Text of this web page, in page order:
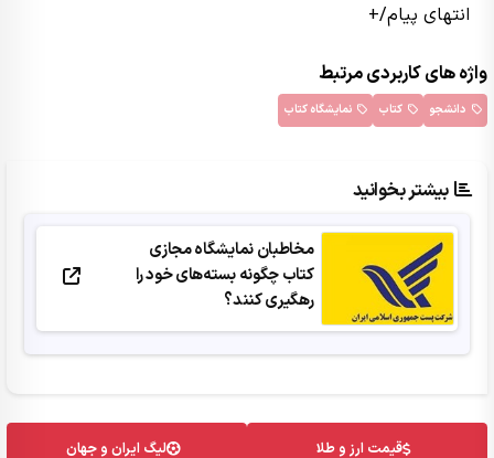
انتهای پیام/+
واژه های کاربردی مرتبط
دانشجو کتاب نمایشگاه کتاب
بیشتر بخوانید
مخاطبان نمایشگاه مجازی
کتاب چگونه بسته‌های خود را
رهگیری کنند؟
قیمت ارز و طلا لیگ ایران و جهان